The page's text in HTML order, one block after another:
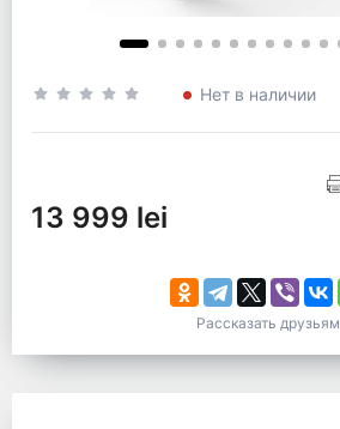
Нет в наличии
13 999 lei
Рассказать друзьям